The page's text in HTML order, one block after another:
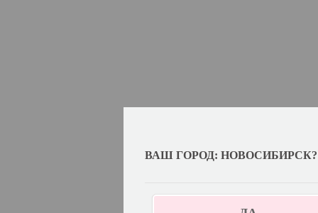
ВАШ ГОРОД: НОВОСИБИРСК?